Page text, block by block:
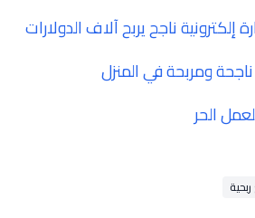
ناجح يربح آلاف الدولارات
ومربحة في المنزل